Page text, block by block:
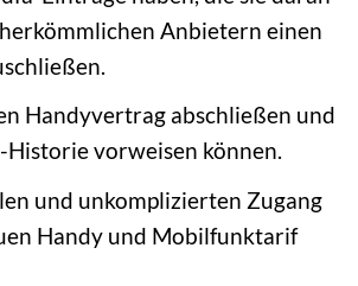
Anbietern einen
Handyvertrag abschließen und
Historie vorweisen können.
und unkomplizierten Zugang
Handy und Mobilfunktarif